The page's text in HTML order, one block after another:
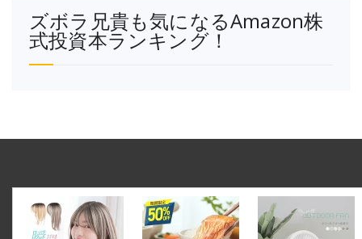
ズボラ兄貴も気になるAmazon株
式投資本ランキング！